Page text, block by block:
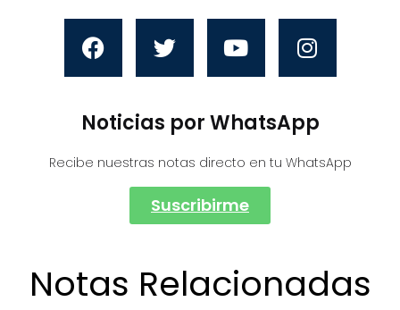
Noticias por WhatsApp
Recibe nuestras notas directo en tu WhatsApp
Suscribirme
Notas Relacionadas